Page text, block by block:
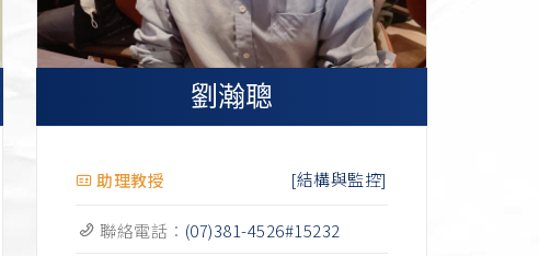
劉瀚聰
助理教授 [結構與監控]
聯絡電話： (07)381-4526#15232